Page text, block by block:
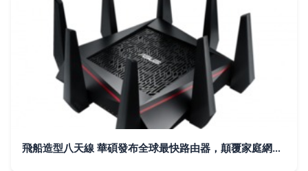
飛船造型八天線 華碩發布全球最快路由器，顛覆家庭網絡體驗